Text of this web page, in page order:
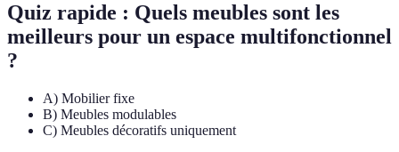
Quiz rapide : Quels meubles sont les
meilleurs pour un espace multifonctionnel
?
A) Mobilier fixe
B) Meubles modulables
C) Meubles décoratifs uniquement